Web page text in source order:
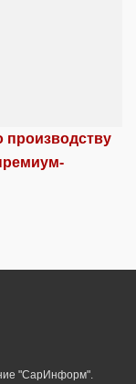
производству
"СарИнформ".